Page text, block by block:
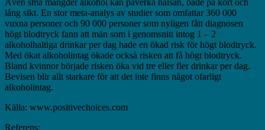
lång sikt. En stor meta-analys av studier som omfattar 360 000
vuxna personer och 90 000 personer som nyligen fått diagnosen
högt blodtryck fann att män som i genomsnitt intog 1 – 2
alkoholhaltiga drinkar per dag hade en ökad risk för högt blodtryck.
Med ökat alkoholintag ökade också risken att få högt blodtryck.
Bland kvinnor började risken öka vid tre eller fler drinkar per dag.
Bevisen blir allt starkare för att det inte finns något ofarligt
alkoholintag.
Källa: www.positivechoices.com
Referens: